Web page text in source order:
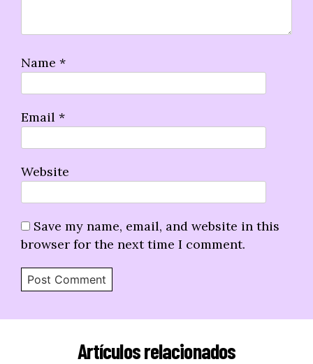
Name *
Email *
Website
Save my name, email, and website in this
browser for the next time I comment.
Artículos relacionados